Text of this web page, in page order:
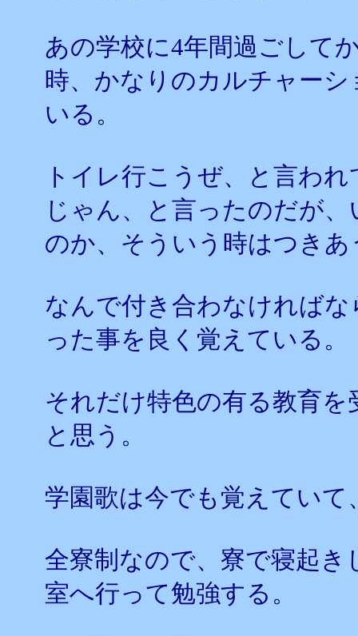
あの学校に4年間過ごして
時、かなりのカルチャー
いる。
トイレ行こうぜ、と言わ
じゃん、と言ったのだが
のか、そういう時はつき
なんで付き合わなければ
った事を良く覚えている。
それだけ特色の有る教育
と思う。
学園歌は今でも覚えてい
全寮制なので、寮で寝起
室へ行って勉強する。